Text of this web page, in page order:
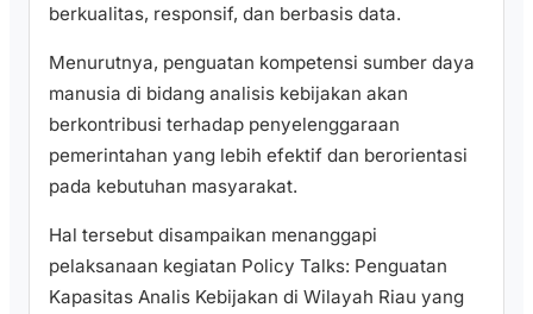
berkualitas, responsif, dan berbasis data.
Menurutnya, penguatan kompetensi sumber daya
manusia di bidang analisis kebijakan akan
berkontribusi terhadap penyelenggaraan
pemerintahan yang lebih efektif dan berorientasi
pada kebutuhan masyarakat.
Hal tersebut disampaikan menanggapi
pelaksanaan kegiatan Policy Talks: Penguatan
Kapasitas Analis Kebijakan di Wilayah Riau yang